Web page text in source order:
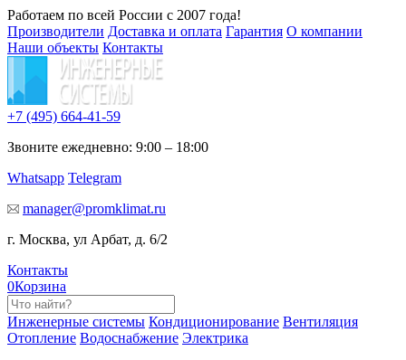
Работаем по всей России с 2007 года!
Производители Доставка и оплата Гарантия О компании
Наши объекты Контакты
+7 (495) 664-41-59
Звоните ежедневно: 9:00 – 18:00
Whatsapp Telegram
manager@promklimat.ru
г. Москва, ул Арбат, д. 6/2
Контакты
0Корзина
Инженерные системы Кондиционирование Вентиляция
Отопление Водоснабжение Электрика